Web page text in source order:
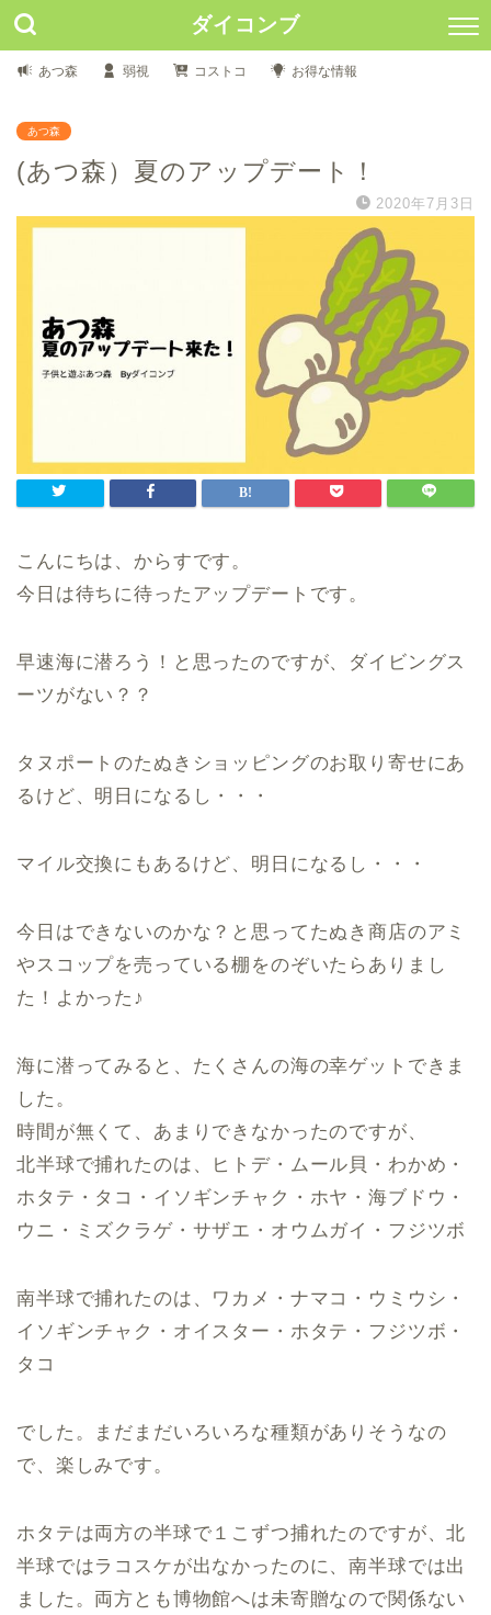
ダイコンブ
あつ森 弱視 コストコ お得な情報
あつ森
(あつ森）夏のアップデート！
2020年7月3日
こんにちは、からすです。
今日は待ちに待ったアップデートです。
早速海に潜ろう！と思ったのですが、ダイビングス
ーツがない？？
タヌポートのたぬきショッピングのお取り寄せにあ
るけど、明日になるし・・・
マイル交換にもあるけど、明日になるし・・・
今日はできないのかな？と思ってたぬき商店のアミ
やスコップを売っている棚をのぞいたらありまし
た！よかった♪
海に潜ってみると、たくさんの海の幸ゲットできま
した。
時間が無くて、あまりできなかったのですが、
北半球で捕れたのは、ヒトデ・ムール貝・わかめ・
ホタテ・タコ・イソギンチャク・ホヤ・海ブドウ・
ウニ・ミズクラゲ・サザエ・オウムガイ・フジツボ
南半球で捕れたのは、ワカメ・ナマコ・ウミウシ・
イソギンチャク・オイスター・ホタテ・フジツボ・
タコ
でした。まだまだいろいろな種類がありそうなの
で、楽しみです。
ホタテは両方の半球で１こずつ捕れたのですが、北
半球ではラコスケが出なかったのに、南半球では出
ました。両方とも博物館へは未寄贈なので関係ない